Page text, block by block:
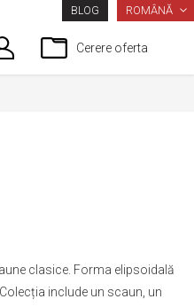
BLOG LIMBA
ROMÂNĂ
Cerere oferta
clasice. Forma elipsoidală
include un scaun, un